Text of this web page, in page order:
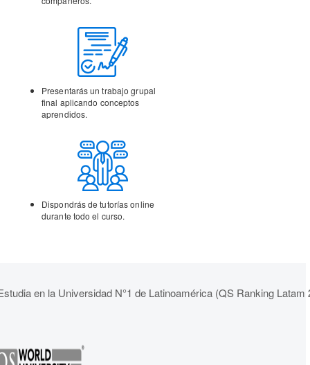
Presentarás un trabajo grupal
final aplicando conceptos
aprendidos.
Dispondrás de tutoríasonline
durante todo el curso.
en la Universidad N°1 de Latinoamérica (QS Ranking Latam